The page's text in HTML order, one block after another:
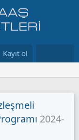
Kaynaklar
Kayıt ol
2024-